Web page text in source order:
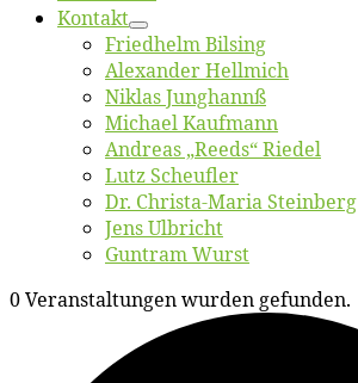
Kon­takt
Fried­helm Bilsing
Alex­an­der Hellmich
Ni­klas Junghannß
Mi­cha­el Kaufmann
An­dre­as „Reeds“ Riedel
Lutz Scheuf­ler
Dr. Chris­­ta-Ma­ria Steinberg
Jens Ulb­richt
Gun­tram Wurst
0 Veranstaltungen wurden gefunden.